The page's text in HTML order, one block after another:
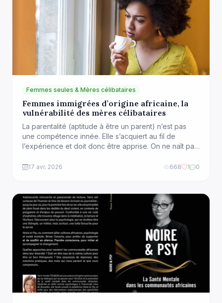
Femmes seules & Mères célibataires
Femmes immigrées d’origine africaine, la
vulnérabilité des mères célibataires
La parentalité (aptitude à être un parent) n’est pas
une compétence innée. Elle s’acquiert au fil de
l’expérience et doit donc être apprise. On ne naît pas
17 avr. 2026 668 1 0